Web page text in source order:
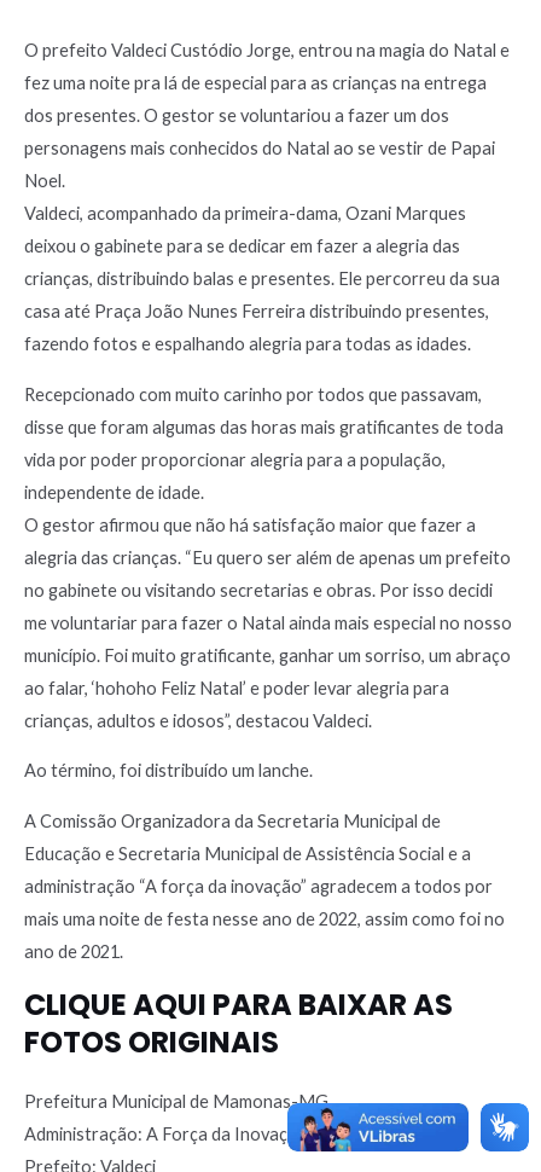
O prefeito Valdeci Custódio Jorge, entrou na magia do Natal e
fez uma noite pra lá de especial para as crianças na entrega
dos presentes. O gestor se voluntariou a fazer um dos
personagens mais conhecidos do Natal ao se vestir de Papai
Noel.
Valdeci, acompanhado da primeira-dama, Ozani Marques
deixou o gabinete para se dedicar em fazer a alegria das
crianças, distribuindo balas e presentes. Ele percorreu da sua
casa até Praça João Nunes Ferreira distribuindo presentes,
fazendo fotos e espalhando alegria para todas as idades.
Recepcionado com muito carinho por todos que passavam,
disse que foram algumas das horas mais gratificantes de toda
vida por poder proporcionar alegria para a população,
independente de idade.
O gestor afirmou que não há satisfação maior que fazer a
alegria das crianças. “Eu quero ser além de apenas um prefeito
no gabinete ou visitando secretarias e obras. Por isso decidi
me voluntariar para fazer o Natal ainda mais especial no nosso
município. Foi muito gratificante, ganhar um sorriso, um abraço
ao falar, ‘hohoho Feliz Natal’ e poder levar alegria para
crianças, adultos e idosos”, destacou Valdeci.
Ao término, foi distribuído um lanche.
A Comissão Organizadora da Secretaria Municipal de
Educação e Secretaria Municipal de Assistência Social e a
administração “A força da inovação” agradecem a todos por
mais uma noite de festa nesse ano de 2022, assim como foi no
ano de 2021.
CLIQUE AQUI PARA BAIXAR AS
FOTOS ORIGINAIS
Prefeitura Municipal de Mamonas-MG
Administração: A Força da Inovação – 2021-2024
Prefeito: Valdeci